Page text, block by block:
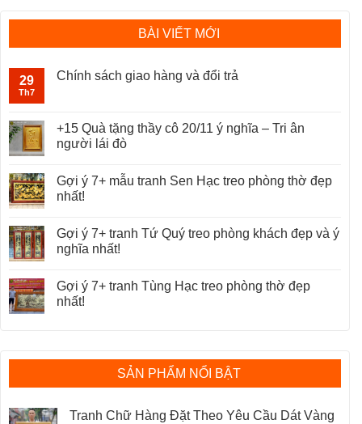
BÀI VIẾT MỚI
29
Th7
Chính sách giao hàng và đổi trả
+15 Quà tặng thầy cô 20/11 ý nghĩa – Tri ân
người lái đò
Gợi ý 7+ mẫu tranh Sen Hạc treo phòng thờ đẹp
nhất!
Gợi ý 7+ tranh Tứ Quý treo phòng khách đẹp và ý
nghĩa nhất!
Gợi ý 7+ tranh Tùng Hạc treo phòng thờ đẹp
nhất!
SẢN PHẨM NỔI BẬT
Tranh Chữ Hàng Đặt Theo Yêu Cầu Dát Vàng